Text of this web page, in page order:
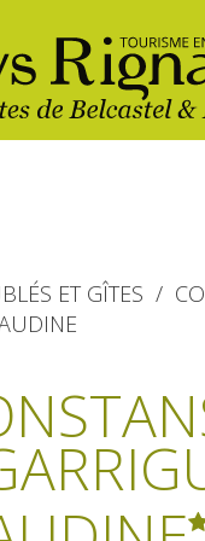
château
château
ET GÎTES